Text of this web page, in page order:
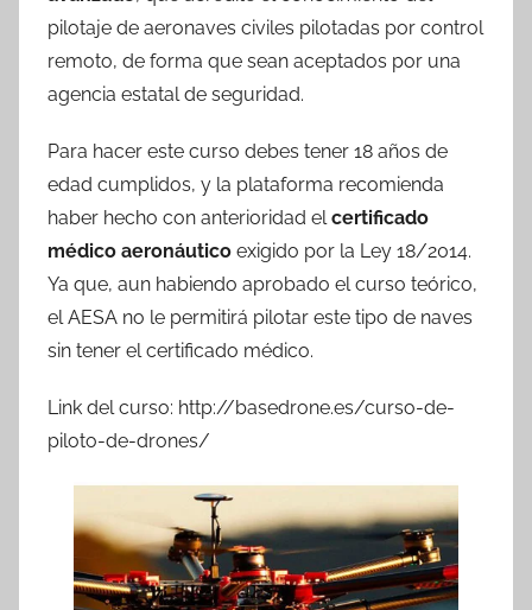
pilotaje de aeronaves civiles pilotadas por control
remoto, de forma que sean aceptados por una
agencia estatal de seguridad.
Para hacer este curso debes tener 18 años de
edad cumplidos, y la plataforma recomienda
haber hecho con anterioridad elcertificado
médico aeronáutico exigido por la Ley 18/2014.
Ya que, aun habiendo aprobado el curso teórico,
el AESA no le permitirá pilotar este tipo de naves
sin tener el certificado médico.
Link del curso: http://basedrone.es/curso-de-
piloto-de-drones/